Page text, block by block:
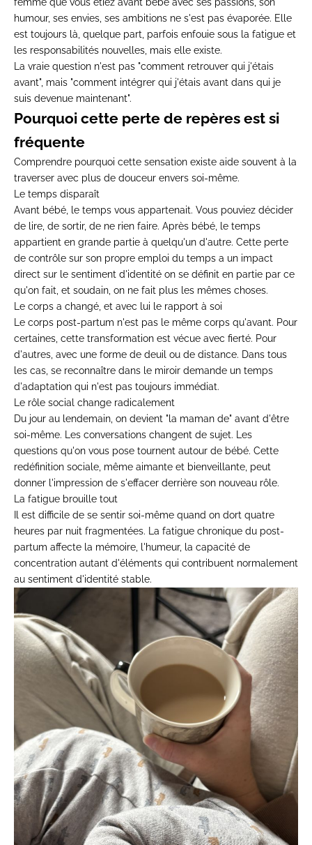
humour, ses envies, ses ambitions ne s'est pas évaporée. Elle
est toujours là, quelque part, parfois enfouie sous la fatigue et
les responsabilités nouvelles, mais elle existe.
La vraie question n'est pas "comment retrouver qui j'étais
avant", mais "comment intégrer qui j'étais avant dans qui je
suis devenue maintenant".
Pourquoi cette perte de repères est si
fréquente
Comprendre pourquoi cette sensation existe aide souvent à la
traverser avec plus de douceur envers soi-même.
Le temps disparaît
Avant bébé, le temps vous appartenait. Vous pouviez décider
de lire, de sortir, de ne rien faire. Après bébé, le temps
appartient en grande partie à quelqu'un d'autre. Cette perte
de contrôle sur son propre emploi du temps a un impact
direct sur le sentiment d'identité on se définit en partie par ce
qu'on fait, et soudain, on ne fait plus les mêmes choses.
Le corps a changé, et avec lui le rapport à soi
Le corps post-partum n'est pas le même corps qu'avant. Pour
certaines, cette transformation est vécue avec fierté. Pour
d'autres, avec une forme de deuil ou de distance. Dans tous
les cas, se reconnaître dans le miroir demande un temps
d'adaptation qui n'est pas toujours immédiat.
Le rôle social change radicalement
Du jour au lendemain, on devient "la maman de" avant d'être
soi-même. Les conversations changent de sujet. Les
questions qu'on vous pose tournent autour de bébé. Cette
redéfinition sociale, même aimante et bienveillante, peut
donner l'impression de s'effacer derrière son nouveau rôle.
La fatigue brouille tout
Il est difficile de se sentir soi-même quand on dort quatre
heures par nuit fragmentées. La fatigue chronique du post-
partum affecte la mémoire,
l'humeur, la capacité de
concentration autant d'éléments qui contribuent normalement
au sentiment d'identité stable.